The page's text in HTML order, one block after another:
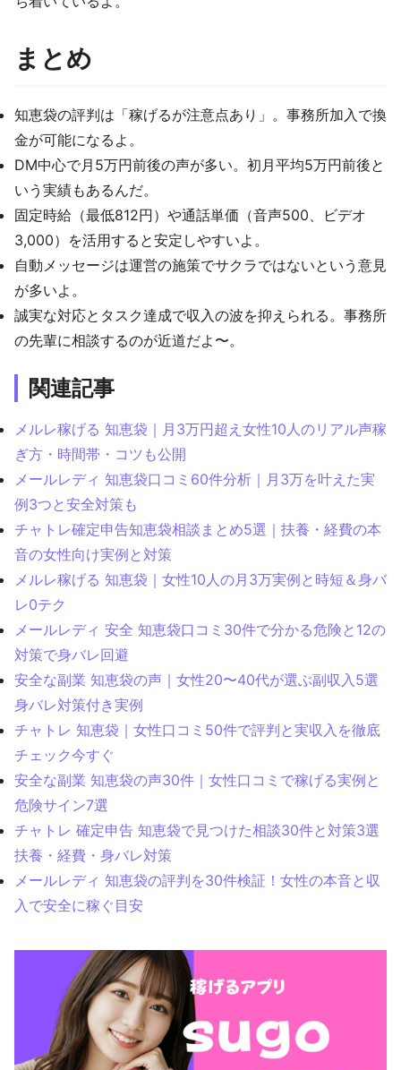
まとめ
知恵袋の評判は「稼げるが注意点あり」。事務所加入で換
金が可能になるよ。
DM中心で月5万円前後の声が多い。初月平均5万円前後と
いう実績もあるんだ。
固定時給（最低812円）や通話単価（音声500、ビデオ
3,000）を活用すると安定しやすいよ。
自動メッセージは運営の施策でサクラではないという意見
が多いよ。
誠実な対応とタスク達成で収入の波を抑えられる。事務所
の先輩に相談するのが近道だよ〜。
関連記事
メルレ稼げる 知恵袋｜月3万円超え女性10人のリアル声稼
ぎ方・時間帯・コツも公開
メールレディ 知恵袋口コミ60件分析｜月3万を叶えた実
例3つと安全対策も
チャトレ確定申告知恵袋相談まとめ5選｜扶養・経費の本
音の女性向け実例と対策
メルレ稼げる 知恵袋｜女性10人の月3万実例と時短＆身バ
レ0テク
メールレディ 安全 知恵袋口コミ30件で分かる危険と12の
対策で身バレ回避
安全な副業 知恵袋の声｜女性20〜40代が選ぶ副収入5選
身バレ対策付き実例
チャトレ 知恵袋｜女性口コミ50件で評判と実収入を徹底
チェック今すぐ
安全な副業 知恵袋の声30件｜女性口コミで稼げる実例と
危険サイン7選
チャトレ 確定申告 知恵袋で見つけた相談30件と対策3選
扶養・経費・身バレ対策
メールレディ 知恵袋の評判を30件検証！女性の本音と収
入で安全に稼ぐ目安